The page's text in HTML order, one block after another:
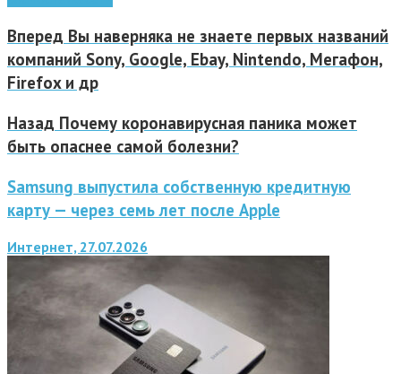
Вперед Вы наверняка не знаете первых названий
компаний Sony, Google, Ebay, Nintendo, Мегафон,
Firefox и др
Назад Почему коронавирусная паника может
быть опаснее самой болезни?
Samsung выпустила собственную кредитную
карту — через семь лет после Apple
Интернет, 27.07.2026